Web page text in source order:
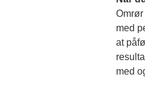
med
at
med